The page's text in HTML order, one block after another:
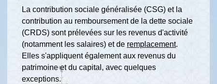
La contribution sociale généralisée (CSG) et la
contribution au remboursement de la dette sociale
(CRDS) sont prélevées sur les revenus d'activité
(notamment les salaires) et de remplacement.
Elles s'appliquent également aux revenus du
patrimoine et du capital, avec quelques
exceptions.